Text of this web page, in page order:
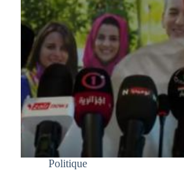
Politique